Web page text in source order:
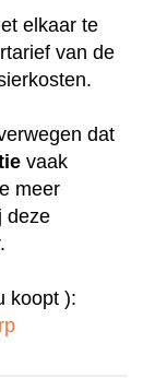
elkaar te
van de
dat
vaak
meer
deze
koopt ):